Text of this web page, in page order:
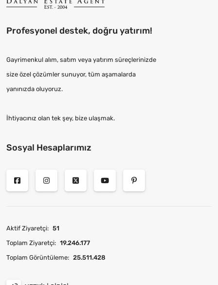
Profesyonel destek, doğru yatırım!
Gayrimenkul alım, satım veya yatırım süreçlerinizde
size özel çözümler sunuyor, tüm aşamalarda
yanınızda oluyoruz.
İhtiyacınız olan tek şey, bize ulaşmak.
Sosyal Hesaplarımız
Aktif Ziyaretçi: 51
Toplam Ziyaretçi: 19.246.177
Toplam Görüntüleme: 25.511.428